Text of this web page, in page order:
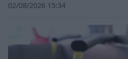
02/08/2026 15:34